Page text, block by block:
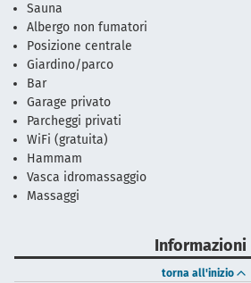
Sauna
Albergo non fumatori
Posizione centrale
Giardino/parco
Bar
Garage privato
Parcheggi privati
WiFi (gratuita)
Hammam
Vasca idromassaggio
Massaggi
Informazioni
torna all'inizio